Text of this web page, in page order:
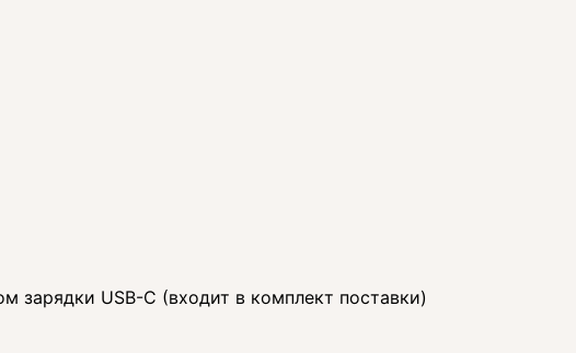
зарядки USB-C (входит в комплект поставки)